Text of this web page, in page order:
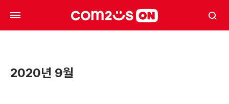
2020년 9월